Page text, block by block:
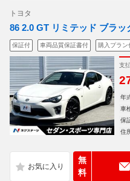
トヨタ
86 2.0 GT リミテッド ブラ
保証付 車両品質保証書付 購入プラン
支
年
車
保
住
無
料